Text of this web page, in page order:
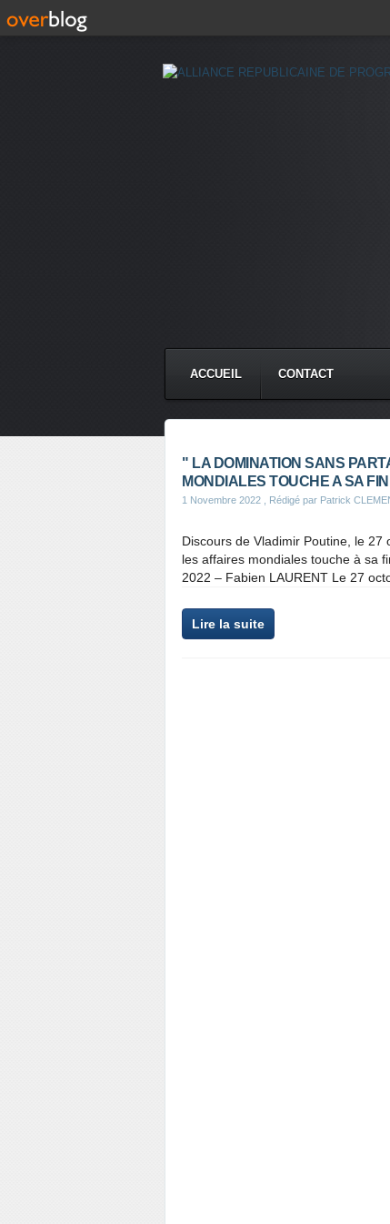
ACCUEIL CONTACT
" LA DOMINATION SANS
MONDIALES TOUCHE A SA
1 Novembre 2022 , Rédigé par Patrick
Discours de Vladimir Poutine, le 27
les affaires mondiales touche à sa
2022 – Fabien LAURENT Le 27
Lire la suite